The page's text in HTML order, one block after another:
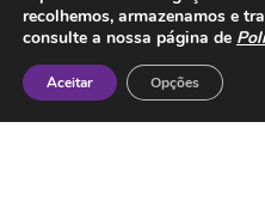
e-mail:
recolhemos, armazenamos e
consulte a nossa página de
Aceitar Opções